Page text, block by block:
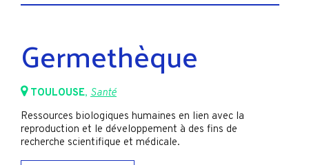
Germethèque
TOULOUSE, Santé
Ressources biologiques humaines en lien avec la
reproduction et le développement à des fins de
recherche scientifique et médicale.